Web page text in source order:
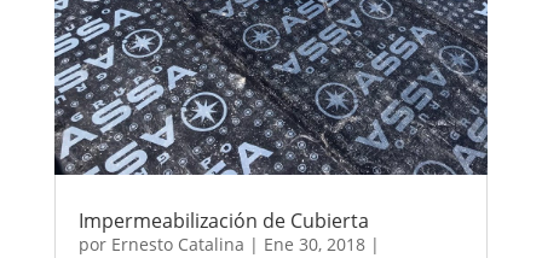
Impermeabilización de Cubierta
por Ernesto Catalina | Ene 30, 2018|